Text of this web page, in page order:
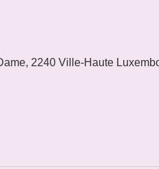
2240 Ville-Haute